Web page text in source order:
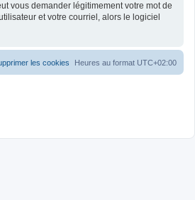
vous demander légitimement votre mot de
et votre courriel, alors le logiciel
Heures au format UTC+02:00
les cookies